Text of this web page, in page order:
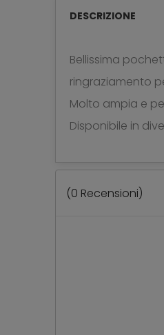
DESCRIZIONE
Bellissima
ringraziamento
Molto ampia e
Disponibile in
(0 Recensioni)